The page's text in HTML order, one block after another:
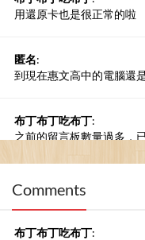
用還原卡也是很正常的啦
匿名:
到現在惠文高中的電腦還
布丁布丁吃布丁:
之前的留言板數量過多，
Comments
布丁布丁吃布丁: